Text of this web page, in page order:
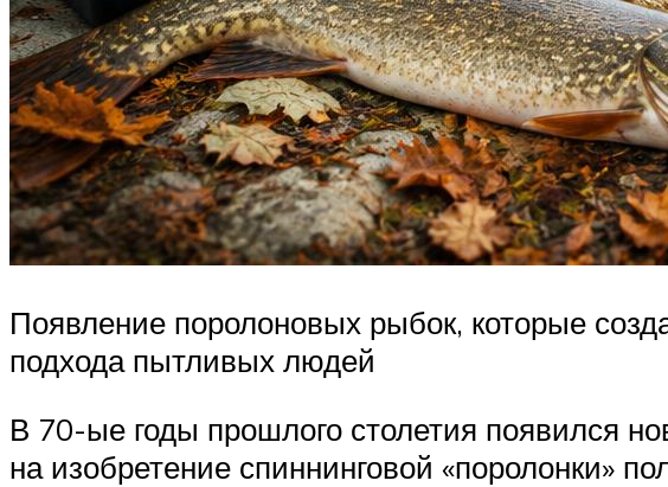
Появление поролоновых рыбок, которые
подхода пытливых людей
В 70-ые годы прошлого столетия появился
на изобретение спиннинговой «поролонки»